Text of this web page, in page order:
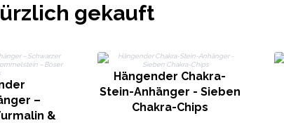
gekauft
–
&
Hängender Chakra-
Stein-Anhänger - Sieben
Chakra-Chips